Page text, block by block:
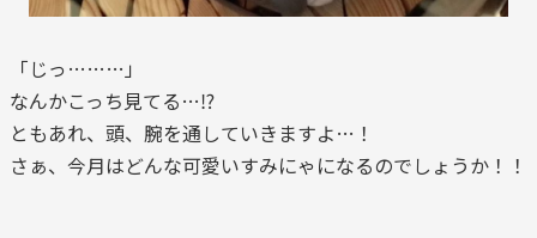
「じっ………」
なんかこっち見てる…⁉
ともあれ、頭、腕を通していきますよ…！
さぁ、今月はどんな可愛いすみにゃになるのでしょうか！！